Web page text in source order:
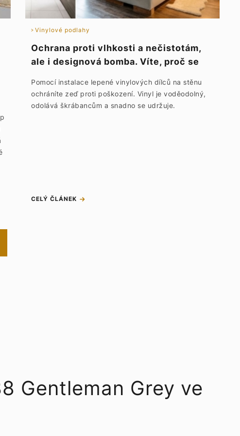
Vinylové podlahy
Ochrana proti vlhkosti a nečistotám,
ale i designová bomba. Víte, proč se
Pomocí instalace lepené vinylových dílců na stěnu
ochráníte zeď proti poškození. Vinyl je voděodolný,
odolává škrábancům a snadno se udržuje.
CELÝ ČLÁNEK
Gentleman Grey ve